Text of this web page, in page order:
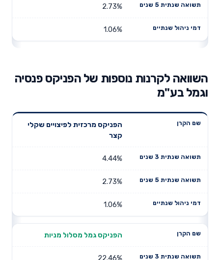
2.73%
1.06%
השוואה לקרנות נוספות של הפניקס פנסיה
וגמל בע"מ
שנתית 3
תשואה
דמי ניהול
הפניקס מרכזית לפיצויים שקלי
קצר
4.44%
2.73%
1.06%
הפניקס גמל מסלול מניות
22.46%